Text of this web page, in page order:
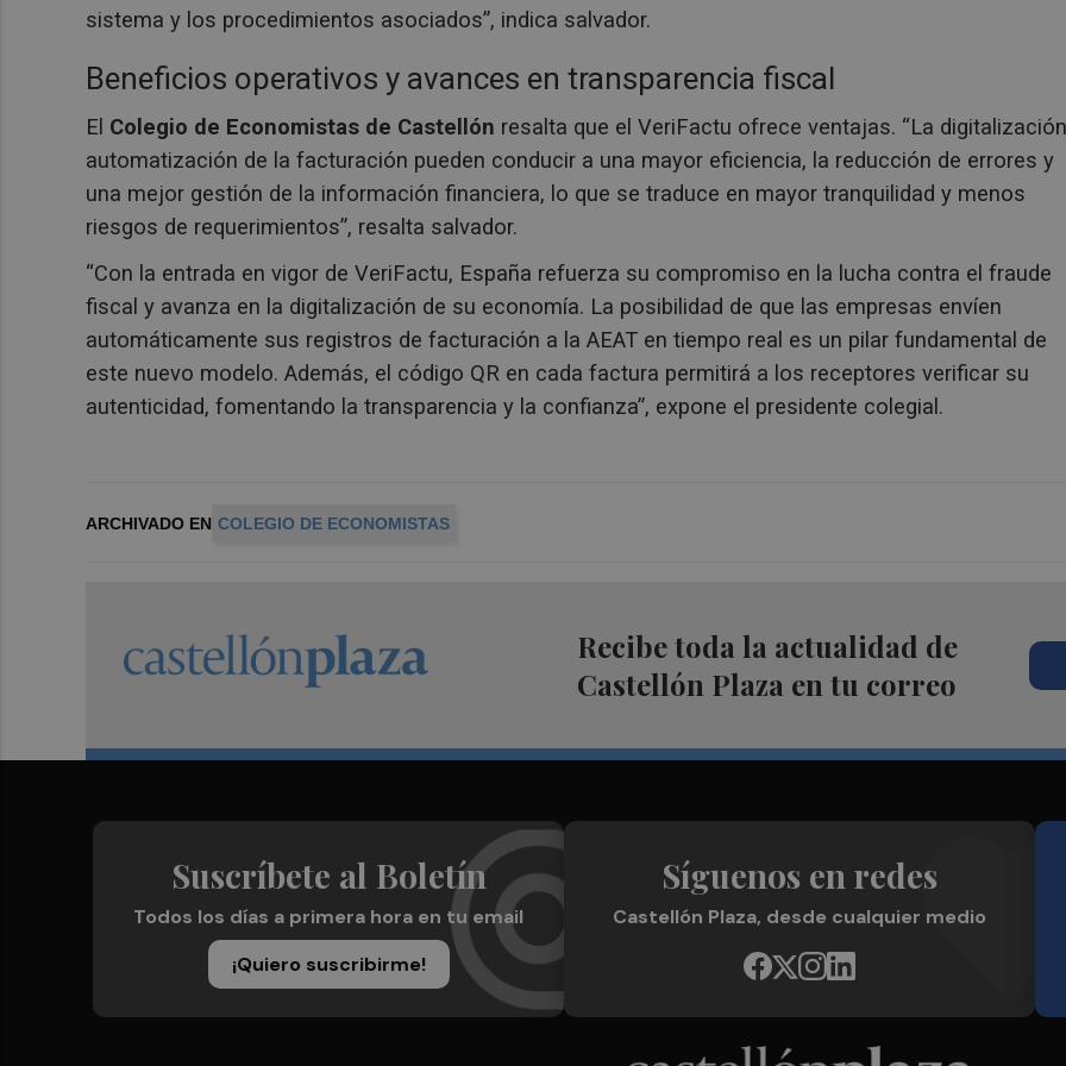
sistema y los procedimientos asociados”, indica salvador.
Beneficios operativos y avances en transparencia fiscal
El Colegio de Economistas de Castellón resalta que el VeriFactu ofrece ventajas. “La
automatización de la facturación pueden conducir a una mayor eficiencia, la reducción de errores y
una mejor gestión de la información financiera, lo que se traduce en mayor tranquilidad y menos
riesgos de requerimientos”, resalta salvador.
“Con la entrada en vigor de VeriFactu, España refuerza su compromiso en la lucha contra el fraude
fiscal y avanza en la digitalización de su economía. La posibilidad de que las empresas envíen
automáticamente sus registros de facturación a la AEAT en tiempo real es un pilar fundamental de
este nuevo modelo. Además, el código QR en cada factura permitirá a los receptores verificar su
autenticidad, fomentando la transparencia y la confianza”, expone el presidente colegial.
ARCHIVADO EN COLEGIO DE ECONOMISTAS
Recibe toda la actualidad de
Castellón Plaza en tu correo
Suscríbete al Boletín
Todos los días a primera hora en tu email
¡Quiero suscribirme!
Síguenos en redes
Castellón Plaza, desde cualquier medio